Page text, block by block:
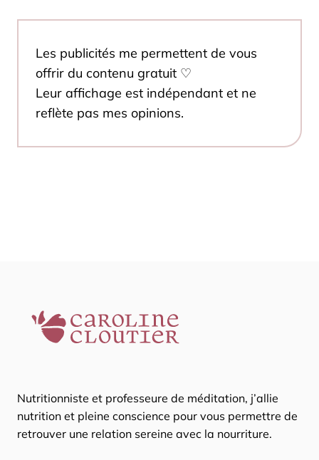
Les publicités me permettent de vous
offrir du contenu gratuit ♡
Leur affichage est indépendant et ne
reflète pas mes opinions.
Nutritionniste et professeure de méditation, j’allie
nutrition et pleine conscience pour vous permettre de
retrouver une relation sereine avec la nourriture.